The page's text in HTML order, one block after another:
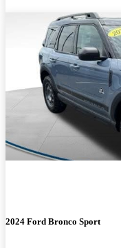
2024 Ford Bronco Sport